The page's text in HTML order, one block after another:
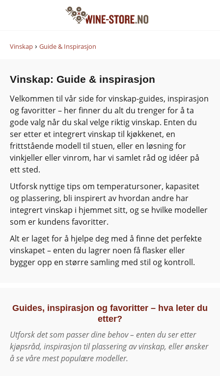
Vinskap › Guide & Inspirasjon
Vinskap: Guide & inspirasjon
Velkommen til vår side for vinskap-guides, inspirasjon
og favoritter – her finner du alt du trenger for å ta
gode valg når du skal velge riktig vinskap. Enten du
ser etter et integrert vinskap til kjøkkenet, en
frittstående modell til stuen, eller en løsning for
vinkjeller eller vinrom, har vi samlet råd og idéer på
ett sted.
Utforsk nyttige tips om temperatursoner, kapasitet
og plassering, bli inspirert av hvordan andre har
integrert vinskap i hjemmet sitt, og se hvilke modeller
som er kundens favoritter.
Alt er laget for å hjelpe deg med å finne det perfekte
vinskapet – enten du lagrer noen få flasker eller
bygger opp en større samling med stil og kontroll.
Guides, inspirasjon og favoritter – hva leter du
etter?
Utforsk det som passer dine behov – enten du ser etter
kjøpsråd, inspirasjon til plassering av vinskap, eller ønsker
å se våre mest populære modeller.